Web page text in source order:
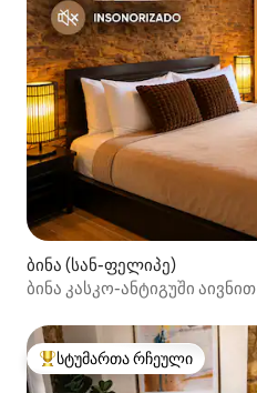
ბინა (სან-ფელიპე)
ბინა კასკო-ანტიგუში
სტუმართა რჩეული მოწინავე
სტუმართა რჩეული